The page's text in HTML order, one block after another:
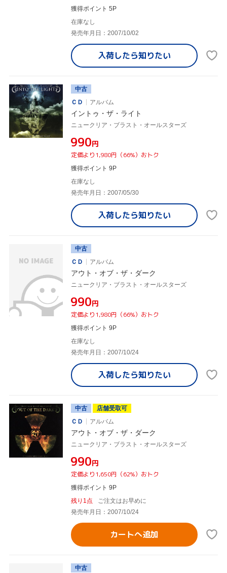
獲得ポイント 5P
在庫なし
発売年月日：2007/10/02
入荷したら知りたい
中古
ＣＤ
アルバム
イントゥ・ザ・ライト
ニュークリア・ブラスト・オールスターズ
¥990円
定価より1,980円（66%）おトク
獲得ポイント 9P
在庫なし
発売年月日：2007/05/30
入荷したら知りたい
中古
ＣＤ
アルバム
アウト・オブ・ザ・ダーク
ニュークリア・ブラスト・オールスターズ
¥990円
定価より1,980円（66%）おトク
獲得ポイント 9P
在庫なし
発売年月日：2007/10/24
入荷したら知りたい
中古
店舗受取可
ＣＤ
アルバム
アウト・オブ・ザ・ダーク
ニュークリア・ブラスト・オールスターズ
¥990円
定価より1,650円（62%）おトク
獲得ポイント 9P
残り1点
ご注文はお早めに
発売年月日：2007/10/24
カートへ追加
中古